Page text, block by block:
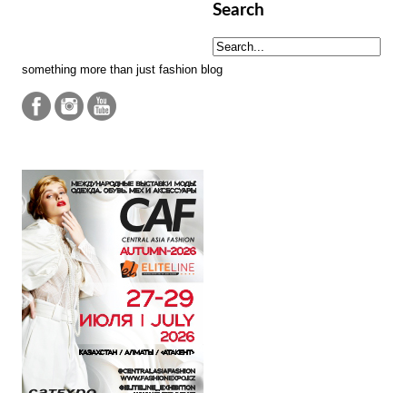
Search
something more than just fashion blog